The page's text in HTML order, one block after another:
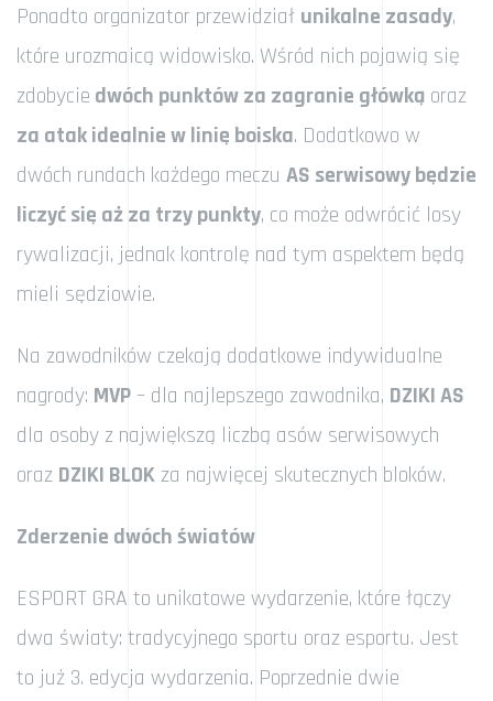
Ponadto organizator przewidział unikalne zasady,
które urozmaicą widowisko. Wśród nich pojawią się
zdobycie dwóch punktów za zagranie główką oraz
za atak idealnie w linię boiska. Dodatkowo w
dwóch rundach każdego meczu AS serwisowy będzie
liczyć się aż za trzy punkty, co może odwrócić losy
rywalizacji, jednak kontrolę nad tym aspektem będą
mieli sędziowie.
Na zawodników czekają dodatkowe indywidualne
nagrody: MVP – dla najlepszego zawodnika, DZIKI AS
dla osoby z największą liczbą asów serwisowych
oraz DZIKI BLOKza najwięcej skutecznych bloków.
Zderzenie dwóch światów
ESPORT GRA to unikatowe wydarzenie, które łączy
dwa światy: tradycyjnego sportu oraz esportu. Jest
to już 3. edycja wydarzenia. Poprzednie dwie